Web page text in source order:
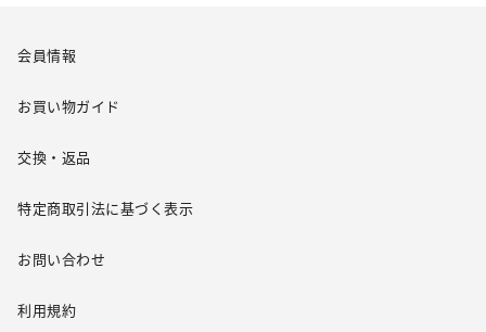
会員情報
お買い物ガイド
交換・返品
特定商取引法に基づく表示
お問い合わせ
利用規約